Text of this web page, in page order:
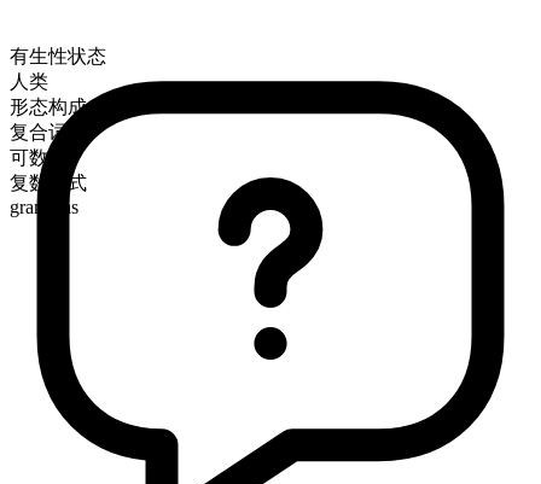
有生性状态
人类
形态构成
复合词
可数
复数形式
grandpas